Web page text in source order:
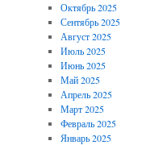
Октябрь 2025
Сентябрь 2025
Август 2025
Июль 2025
Июнь 2025
Май 2025
Апрель 2025
Март 2025
Февраль 2025
Январь 2025